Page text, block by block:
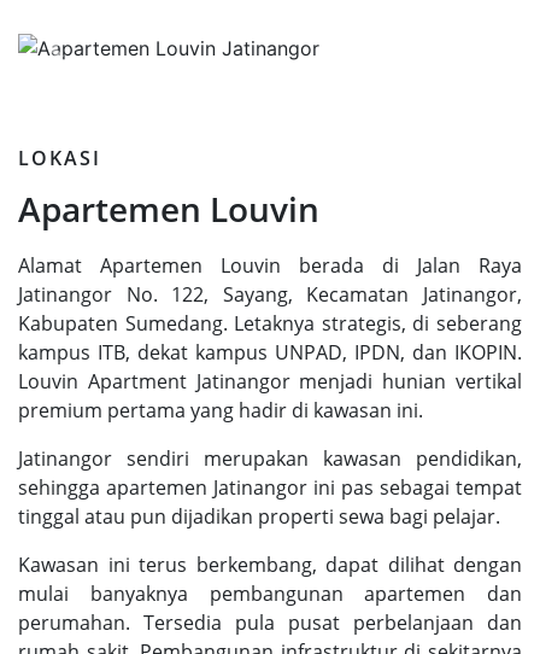
Previous
LOKASI
Apartemen Louvin
Alamat Apartemen Louvin berada di Jalan Raya
Jatinangor No. 122, Sayang, Kecamatan Jatinangor,
Kabupaten Sumedang. Letaknya strategis, di seberang
kampus ITB, dekat kampus UNPAD, IPDN, dan IKOPIN.
Louvin Apartment Jatinangor menjadi hunian vertikal
premium pertama yang hadir di kawasan ini.
Jatinangor sendiri merupakan kawasan pendidikan,
sehingga apartemen Jatinangor ini pas sebagai tempat
tinggal atau pun dijadikan properti sewa bagi pelajar.
Kawasan ini terus berkembang, dapat dilihat dengan
mulai banyaknya pembangunan apartemen dan
perumahan. Tersedia pula pusat perbelanjaan dan